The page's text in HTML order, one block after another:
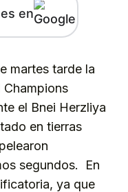
en
martes tarde la
Champions
el Bnei Herzliya
en tierras
segundos. En
ya que